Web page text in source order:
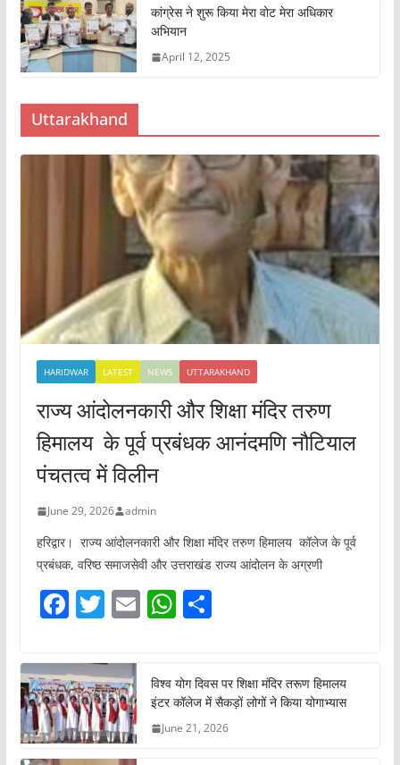
कांग्रेस ने शुरू किया मेरा वोट मेरा अधिकार
अभियान
April 12, 2025
Uttarakhand
HARIDWAR LATEST NEWS UTTARAKHAND
राज्य आंदोलनकारी और शिक्षा मंदिर तरुण
हिमालय के पूर्व प्रबंधक आनंदमणि नौटियाल
पंचतत्व में विलीन
June 29, 2026 admin
हरिद्वार। राज्य आंदोलनकारी और शिक्षा मंदिर तरुण हिमालय कॉलेज के पूर्व
प्रबंधक, वरिष्ठ समाजसेवी और उत्तराखंड राज्य आंदोलन के अग्रणी
F
a
c
e
b
o
T
w
itt
er
E
m
W
h
s
A
p
S
h
e
विश्व योग दिवस पर शिक्षा मंदिर तरूण हिमालय
इंटर कॉलेज में सैकड़ों लोगों ने किया योगाभ्यास
June 21, 2026